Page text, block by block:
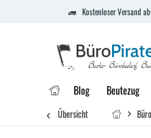
Kostenloser Versand
Blog Beutezug
Übersicht